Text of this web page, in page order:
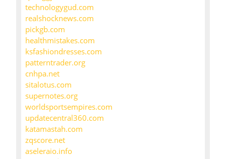
technologygud.com
realshocknews.com
pickgb.com
healthmistakes.com
ksfashiondresses.com
patterntrader.org
cnhpa.net
sitalotus.com
supernotes.org
worldsportsempires.com
updatecentral360.com
katamastah.com
zqscore.net
aseleraio.info